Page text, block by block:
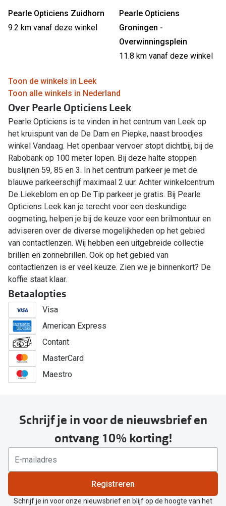
Pearle Opticiens Zuidhorn
9.2 km vanaf deze winkel
Pearle Opticiens
Groningen -
Overwinningsplein
11.8 km vanaf deze winkel
Toon de winkels in Leek
Toon alle winkels in Nederland
Over Pearle Opticiens Leek
Pearle Opticiens is te vinden in het centrum van Leek op
het kruispunt van de De Dam en Piepke, naast broodjes
winkel Vandaag. Het openbaar vervoer stopt dichtbij, bij de
Rabobank op 100 meter lopen. Bij deze halte stoppen
buslijnen 59, 85 en 3. In het centrum parkeer je met de
blauwe parkeerschijf maximaal 2 uur. Achter winkelcentrum
De Liekeblom en op De Tip parkeer je gratis. Bij Pearle
Opticiens Leek kan je terecht voor een deskundige
oogmeting, helpen je bij de keuze voor een brilmontuur en
adviseren over de diverse mogelijkheden op het gebied
van contactlenzen. Wij hebben een uitgebreide collectie
brillen en zonnebrillen. Ook op het gebied van
contactlenzen is er veel keuze. Zien we je binnenkort? De
koffie staat klaar.
Betaalopties
Visa
American Express
Contant
MasterCard
Maestro
Schrijf je in voor de nieuwsbrief en
ontvang 10% korting!
Registreren
Schrijf je in voor onze nieuwsbrief en blijf op de hoogte van het